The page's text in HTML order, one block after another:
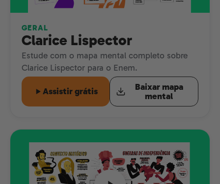
GERAL
Clarice Lispector
Estude com o mapa mental completo sobre
Clarice Lispector para o Enem.
Assistir grátis
Baixar mapa
mental